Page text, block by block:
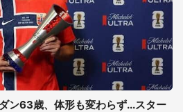
ン63歳、体形も変わらず...スター